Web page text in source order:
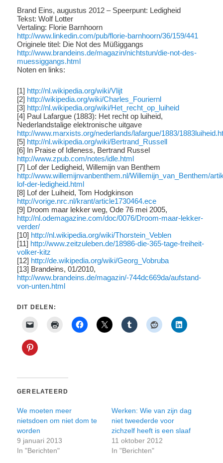
Brand Eins, augustus 2012 – Speerpunt: Ledigheid
Tekst: Wolf Lotter
Vertaling: Florie Barnhoorn
http://www.linkedin.com/pub/florie-barnhoorn/36/159/441
Originele titel: Die Not des Müßiggangs
http://www.brandeins.de/magazin/nichtstun/die-not-des-
muessiggangs.html
Noten en links:
[1] http://nl.wikipedia.org/wiki/Vlijt
[2] http://wikipedia.org/wiki/Charles_Fouriernl
[3] http://nl.wikipedia.org/wiki/Het_recht_op_luiheid
[4] Paul Lafargue (1883): Het recht op luiheid,
Nederlandstalige elektronische uitgave
http://www.marxists.org/nederlands/lafargue/1883/
[5] http://nl.wikipedia.org/wiki/Bertrand_Russell
[6] In Praise of Idleness, Bertrand Russel
http://www.zpub.com/notes/idle.html
[7] Lof der Ledigheid, Willemijn van Benthem
http://www.willemijnvanbenthem.nl/Willemijn_van_Benthem/
lof-der-ledigheid.html
[8] Lof der Luiheid, Tom Hodgkinson
http://vorige.nrc.nl/krant/article1730464.ece
[9] Droom maar lekker weg, Ode 76 mei 2005,
http://nl.odemagazine.com/doc/0076/Droom-maar-lekker-
verder/
[10] http://nl.wikipedia.org/wiki/Thorstein_Veblen
[11] http://www.zeitzuleben.de/18986-die-365-tage-freiheit-
volker-kitz
[12] http://de.wikipedia.org/wiki/Georg_Vobruba
[13] Brandeins, 01/2010,
http://www.brandeins.de/magazin/-744dc669da/aufstand-
von-unten.html
DIT DELEN:
GERELATEERD
We moeten meer
nietsdoen om niet dom te
worden
9 januari 2013
In "Berichten"
Werken: Wie van zijn dag
niet tweederde voor
zichzelf heeft is een slaaf
11 oktober 2012
In "Berichten"